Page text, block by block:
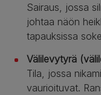
Sairaus, jossa
johtaa näön
tapauksissa
Välilevytyrä
Tila, jossa
vaurioituvat.